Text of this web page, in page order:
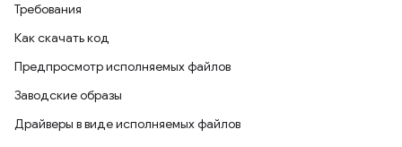
Требования
Как скачать код
Предпросмотр исполняемых файлов
Заводские образы
Драйверы в виде исполняемых файлов